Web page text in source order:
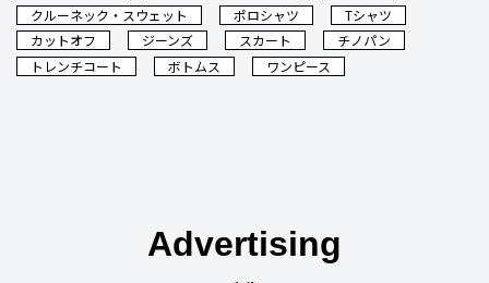
クルーネック・スウェット
ポロシャツ
Tシャツ
カットオフ
ジーンズ スカート
チノパン
トレンチコート
ボトムス ワンピース
Advertising